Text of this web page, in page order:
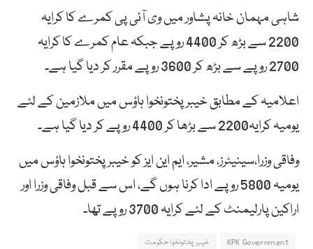
شاہی مہمان خانہ پشاور میں وی آئی پی کمرے کا کرایہ
2200 سے بڑھ کر 4400 روپے جبکہ عام کمرے کا کرایہ
2700 روپے سے بڑھ کر 3600 روپے مقرر کر دیا گیا ہے۔
اعلامیہ کے مطابق خیبرپختونخوا ہاؤس میں ملازمین کے لئے
یومیہ کرایہ2200 سے بڑھا کر 4400 روپے کر دیا گیا ہے۔
وفاقی وزرا،سینیٹرز، مشیر، ایم این ایز کو خیبرپختونخوا ہاؤس میں
یومیہ 5800 روپے ادا کرنا ہوں گے، اس سے قبل وفاقی وزرا اور
اراکین پارلیمنٹ کے لئے کرایہ 3700 روپے تھا۔
KPK Government خیبر پختونخوا حکومت